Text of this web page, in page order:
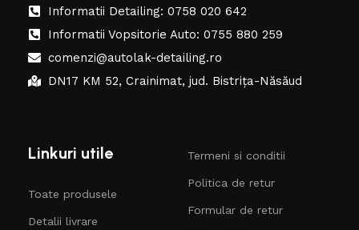
Informatii Detailing: 0758 020 642
Informatii Vopsitorie Auto: 0755 880 259
comenzi@autolak-detailing.ro
DN17 KM 52, Crainimat, jud. Bistrița-Năsăud
Linkuri utile
Toate produsele
Detalii livrare
Termeni si conditii
Politica de retur
Formular de retur